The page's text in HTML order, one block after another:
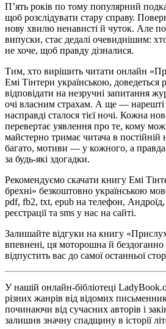
П’ять років по тому популярний
щоб розслідувати стару справу.
нову хвилю ненависті й чуток. Але
випуски, стає дедалі очевиднішим:
не хоче, щоб правду дізналися.
Тим, хто вирішить читати онлайн
Емі Тінтери українською, доведеться
відповідати на незручні запитання
очі власним страхам. А ще — нарешті
насправді сталося тієї ночі. Кожна
перевертає уявлення про те, кому
майстерно тримає читача в постійній
багато, мотиви — у кожного, а
за будь-які здогадки.
Рекомендуємо скачати книгу Емі
брехні» безкоштовно українською
pdf, fb2, txt, epub на телефон,
реєстрації та sms у нас на сайті.
Залишайте відгуки на книгу
впевнені, ця моторошна й бездоганно
відпустить вас до самої останньої
У нашій онлайн-бібліотеці
різних жанрів від відомих
починаючи від сучасних авторів і
залишив значну спадщину в історії